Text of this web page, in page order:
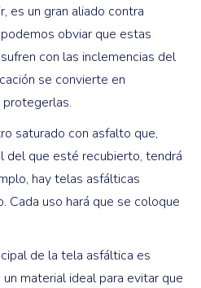
es un gran aliado contra
obviar que estas
con las inclemencias del
se convierte en
saturado con asfalto que,
del que esté recubierto, tendrá
hay telas asfálticas
Cada uso hará que se coloque
de la tela asfáltica es
material ideal para evitar que